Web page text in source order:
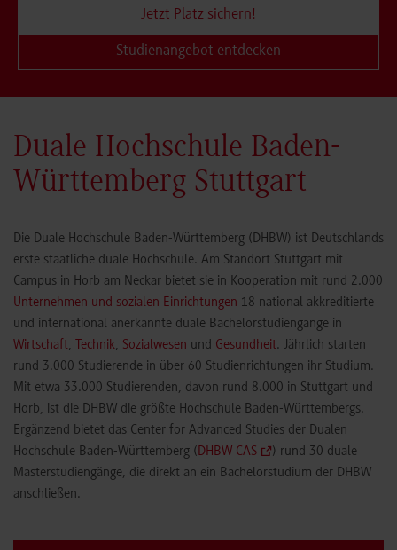
Jetzt Platz sichern!
Studienangebot entdecken
Duale Hochschule Baden-
Württemberg Stuttgart
Die Duale Hochschule Baden-Württemberg (DHBW) ist Deutschlands
erste staatliche duale Hochschule. Am Standort Stuttgart mit
Campus in Horb am Neckar bietet sie in Kooperation mit rund 2.000
Unternehmen und sozialen Einrichtungen 18 national akkreditierte
und international anerkannte duale Bachelorstudiengänge in
Wirtschaft, Technik, Sozialwesen und Gesundheit. Jährlich starten
rund 3.000 Studierende in über 60 Studienrichtungen ihr Studium.
Mit etwa 33.000 Studierenden, davon rund 8.000 in Stuttgart und
Horb, ist die DHBW die größte Hochschule Baden-Württembergs.
Ergänzend bietet das Center for Advanced Studies der Dualen
Hochschule Baden-Württemberg (DHBW CAS
) rund 30 duale
Masterstudiengänge, die direkt an ein Bachelorstudium der DHBW
anschließen.